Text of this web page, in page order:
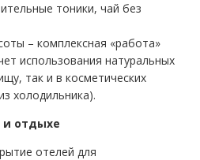
тоники, чай без
– комплексная «работа»
использования натуральных
так и в косметических
холодильника).
отдыхе
отелей для